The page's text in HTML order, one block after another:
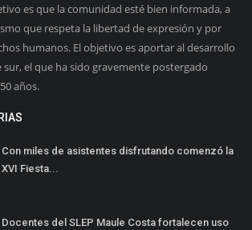
es que la comunidad esté bien informada, a
que respeta la libertad de expresión y por
humanos. El objetivo es aportar al desarrollo
el que ha sido gravemente postergado
años.
Con miles de asistentes disfrutando comenzó la
XVI Fiesta...
Docentes del SLEP Maule Costa fortalecen uso